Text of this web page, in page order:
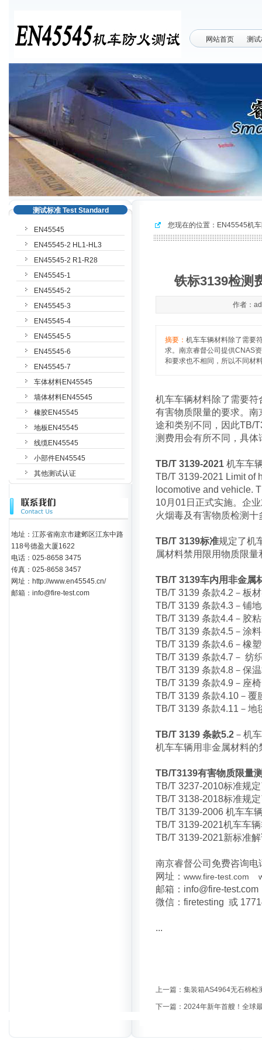
网站首页 测
您现在的位置： EN45545机
地址：江苏省南京市建邺区江东中路
118号德盈大厦1622
电话：025-8658 3475
传真：025-8658 3457
网址：http://www.en45545.cn/
邮箱：info@fire-test.com
铁标3139检测
作者：
摘要： 机车车辆材料除了需要
求。南京睿督公司提供CNAS
和要求也不相同，所以不同材
机车车辆材料除了需要
有害物质限量的要求。
途和类别不同，因此TB/
测费用会有所不同，具
TB/T 3139-2021 机车车
TB/T 3139-2021 Limit of
locomotive and vehicle.
10月01日正式实施。企
火烟毒及有害物质检测
TB/T 3139标准规定了机
属材料禁用限用物质限
TB/T 3139车内用非金属
TB/T 3139 条款4.2－板
TB/T 3139 条款4.3－铺
TB/T 3139 条款4.4－胶
TB/T 3139 条款4.5－涂
TB/T 3139 条款4.6－橡
TB/T 3139 条款4.7－ 纺
TB/T 3139 条款4.8－保
TB/T 3139 条款4.9－座
TB/T 3139 条款4.10－覆
TB/T 3139 条款4.11－地
TB/T 3139 条款5.2 －机
机车车辆用非金属材料
TB/T3139有害物质限量
TB/T 3237-2010标准规
TB/T 3138-2018标准规
TB/T 3139-2006 机车车
TB/T 3139-2021机车车
TB/T 3139-2021新标准
南京睿督公司免费咨询
网址： www.fire-test.com
邮箱：info@fire-test.com
微信：firetesting 或
...
上一篇： 集装箱AS4964无石棉检
下一篇： 2024年新年首艘！全球
测试标准 Test Standard
EN45545
EN45545-2 HL1-HL3
EN45545-2 R1-R28
EN45545-1
EN45545-2
EN45545-3
EN45545-4
EN45545-5
EN45545-6
EN45545-7
车体材料EN45545
墙体材料EN45545
橡胶EN45545
地板EN45545
线缆EN45545
小部件EN45545
其他测试认证